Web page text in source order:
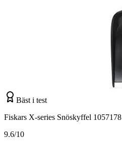
Bäst i test
Fiskars X-series Snöskyffel 1057178
9.6/10